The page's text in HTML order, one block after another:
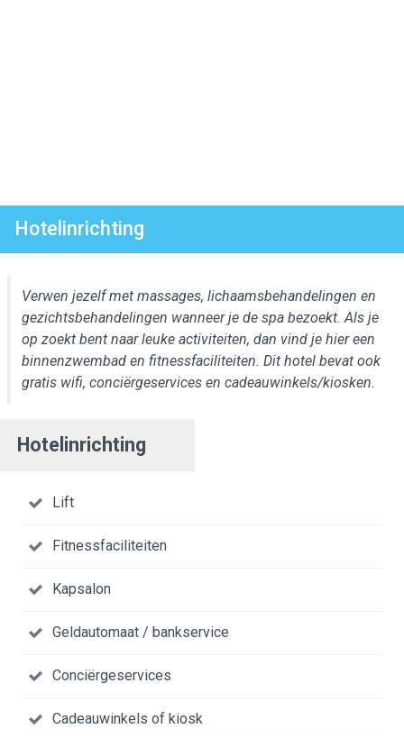
Hotelinrichting
Verwen jezelf met massages, lichaamsbehandelingen en
gezichtsbehandelingen wanneer je de spa bezoekt. Als je
op zoekt bent naar leuke activiteiten, dan vind je hier een
binnenzwembad en fitnessfaciliteiten. Dit hotel bevat ook
gratis wifi, conciërgeservices en cadeauwinkels/kiosken.
Hotelinrichting
Lift
Fitnessfaciliteiten
Kapsalon
Geldautomaat / bankservice
Conciërgeservices
Cadeauwinkels of kiosk